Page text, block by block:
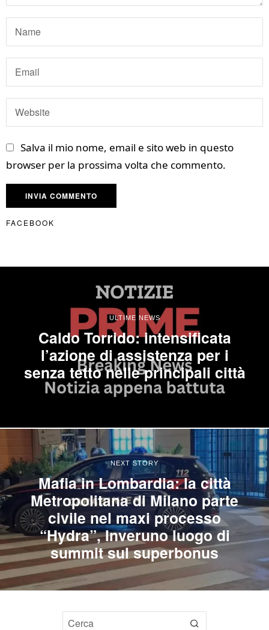
Salva il mio nome, email e sito web in questo
browser per la prossima volta che commento.
FACEBOOK
ULTIME NEWS
Caldo Torrido: intensificata
l’azione di assistenza per i
senza tetto nelle principali città
NEXT STORY
Mafia in Lombardia: la città
Metropolitana di Milano parte
civile nel maxi processo
“Hydra”, Inveruno luogo di
summit sul superbonus